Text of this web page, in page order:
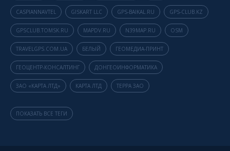
CASPIANNAVTEL GISKART LLC GPS-BAIKAL.RU GPS-CLUB.KZ
GPSCLUB.TOMSK.RU MAPDV.RU N39MAP.RU OSM
TRAVELGPS.COM.UA БЕЛЫЙ ГЕОМЕДИА-ПРИНТ
ГЕОЦЕНТР-КОНСАЛТИНГ ДОНГЕОИНФОРМАТИКА
ЗАО «КАРТА ЛТД» КАРТА ЛТД ТЕРРА ЗАО
ПОКАЗАТЬ ВСЕ ТЕГИ